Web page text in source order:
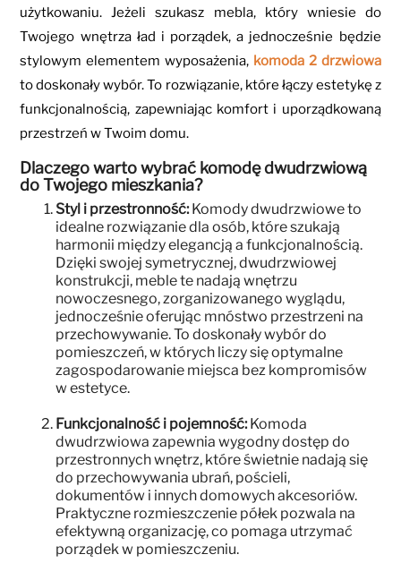
użytkowaniu. Jeżeli szukasz mebla, który wniesie do
Twojego wnętrza ład i porządek, a jednocześnie będzie
stylowym elementem wyposażenia, komoda 2 drzwiowa
to doskonały wybór. To rozwiązanie, które łączy estetykę z
funkcjonalnością, zapewniając komfort i uporządkowaną
przestrzeń w Twoim domu.
Dlaczego warto wybrać komodę dwudrzwiową
do Twojego mieszkania?
Styl i przestronność:Komody dwudrzwiowe to
idealne rozwiązanie dla osób, które szukają
harmonii między elegancją a funkcjonalnością.
Dzięki swojej symetrycznej, dwudrzwiowej
konstrukcji, meble te nadają wnętrzu
nowoczesnego, zorganizowanego wyglądu,
jednocześnie oferując mnóstwo przestrzeni na
przechowywanie. To doskonały wybór do
pomieszczeń, w których liczy się optymalne
zagospodarowanie miejsca bez kompromisów
w estetyce.
Funkcjonalność i pojemność:Komoda
dwudrzwiowa zapewnia wygodny dostęp do
przestronnych wnętrz, które świetnie nadają się
do przechowywania ubrań, pościeli,
dokumentów i innych domowych akcesoriów.
Praktyczne rozmieszczenie półek pozwala na
efektywną organizację, co pomaga utrzymać
porządek w pomieszczeniu.